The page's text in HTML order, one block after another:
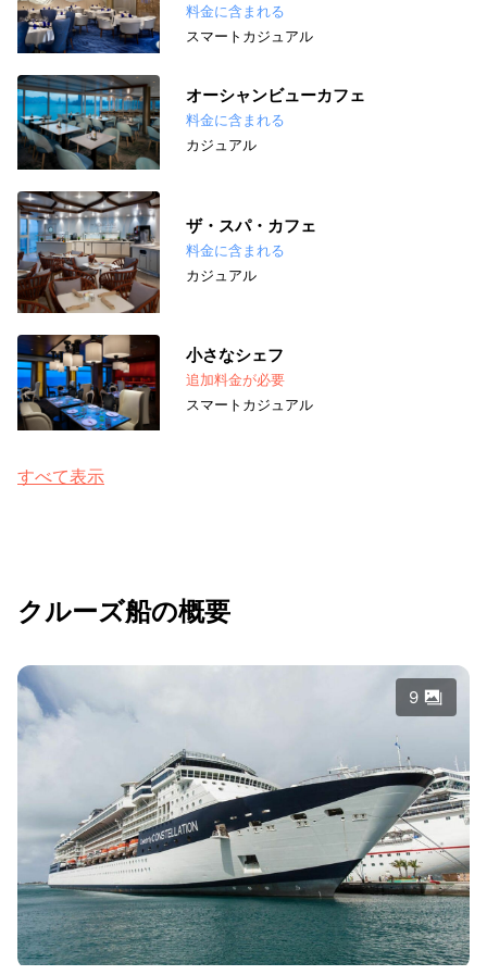
料金に含まれる
スマートカジュアル
オーシャンビューカフェ
料金に含まれる
カジュアル
ザ・スパ・カフェ
料金に含まれる
カジュアル
小さなシェフ
追加料金が必要
スマートカジュアル
すべて表示
クルーズ船の概要
9